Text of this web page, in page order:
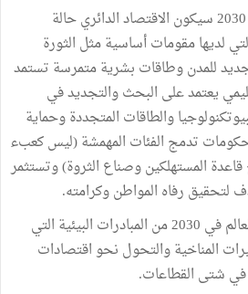
ويتوقع محللون أنه في أفق 2030 سيكون الاقتصاد الدائري حالة
لديها مقومات أساسية مثل الثورة
للمدن وطاقات بشرية متمرسة تستمد
يعتمد على البحث والتجديد في
والطاقات المتجددة وحماية
تدمج الفئات المهمشة (ليس كعبء
المستهلكين وصناع الثروة) وتستثمر
لتحقيق رفاه المواطن وكرامته.
وفي هذا الصدد سيستفيد العالم في 2030 من المبادرات البيئية التي
المناخية والتحول نحو اقتصادات
في شتى القطاعات.